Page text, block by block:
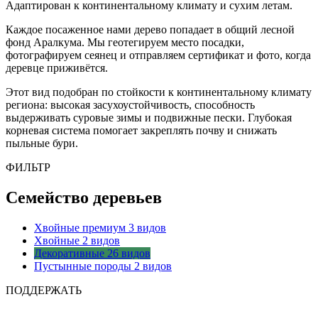
Адаптирован к континентальному климату и сухим летам.
Каждое посаженное нами дерево попадает в общий лесной
фонд Аралкума. Мы геотегируем место посадки,
фотографируем сеянец и отправляем сертификат и фото, когда
деревце приживётся.
Этот вид подобран по стойкости к континентальному климату
региона: высокая засухоустойчивость, способность
выдерживать суровые зимы и подвижные пески. Глубокая
корневая система помогает закреплять почву и снижать
пыльные бури.
ФИЛЬТР
Семейство деревьев
Хвойные премиум 3 видов
Хвойные 2 видов
Декоративные 26 видов
Пустынные породы 2 видов
ПОДДЕРЖАТЬ